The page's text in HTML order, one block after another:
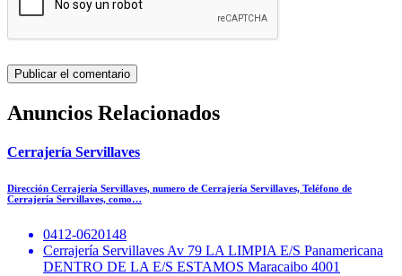
Anuncios Relacionados
Cerrajería Servillaves
Dirección Cerrajería Servillaves, numero de Cerrajería Servillaves, Teléfono de
Cerrajería Servillaves, como…
0412-0620148
Cerrajería Servillaves Av 79 LA LIMPIA E/S Panamericana
DENTRO DE LA E/S ESTAMOS Maracaibo 4001